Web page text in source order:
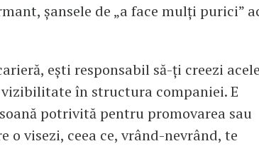
șansele de „a face mulți purici”
ești responsabil să-ți creezi acele
în structura companiei. E
potrivită pentru promovarea sau
o visezi, ceea ce, vrând-nevrând, te